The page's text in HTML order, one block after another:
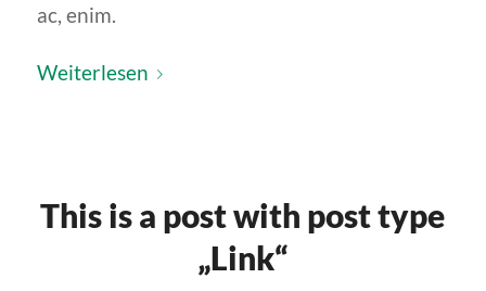
ac, enim.
Weiterlesen
This is a post with post type
„Link“